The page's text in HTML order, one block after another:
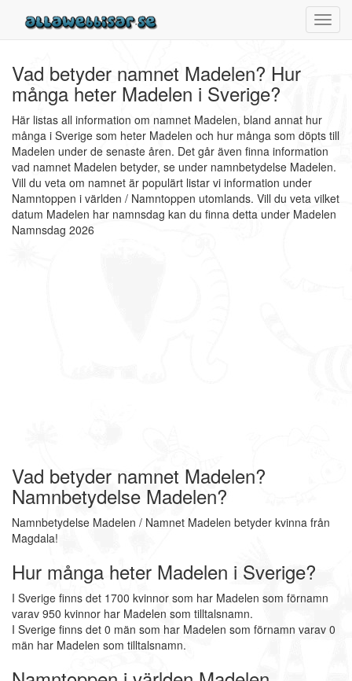
Vad betyder namnet Madelen? Hur
många heter Madelen i Sverige?
Här listas all information om namnet Madelen, bland annat hur
många i Sverige som heter Madelen och hur många som döpts till
Madelen under de senaste åren. Det går även finna information
vad namnet Madelen betyder, se under namnbetydelse Madelen.
Vill du veta om namnet är populärt listar vi information under
Namntoppen i världen / Namntoppen utomlands. Vill du veta vilket
datum Madelen har namnsdag kan du finna detta under Madelen
Namnsdag 2026
Vad betyder namnet Madelen?
Namnbetydelse Madelen?
Namnbetydelse Madelen / Namnet Madelen betyder kvinna från
Magdala!
Hur många heter Madelen i Sverige?
I Sverige finns det 1700 kvinnor som har Madelen som förnamn
varav 950 kvinnor har Madelen som tilltalsnamn.
I Sverige finns det 0 män som har Madelen som förnamn varav 0
män har Madelen som tilltalsnamn.